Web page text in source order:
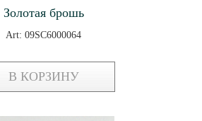
Золотая брошь
Art: 09SC6000064
В КОРЗИНУ